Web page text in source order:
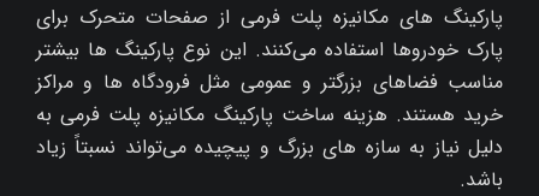
پارکینگ‌ های مکانیزه پلت‌ فرمی از صفحات متحرک برای
پارک خودروها استفاده می‌کنند. این نوع پارکینگ‌ ها بیشتر
مناسب فضاهای بزرگتر و عمومی مثل فرودگاه‌ ها و مراکز
خرید هستند. هزینه ساخت پارکینگ مکانیزه پلت‌ فرمی به
دلیل نیاز به سازه‌ های بزرگ و پیچیده می‌تواند نسبتاً زیاد
باشد.